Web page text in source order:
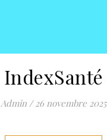
IndexSanté
Admin / 26 novembre 2025